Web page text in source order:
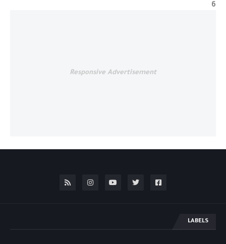
6
Responsive Advertisement
LABELS